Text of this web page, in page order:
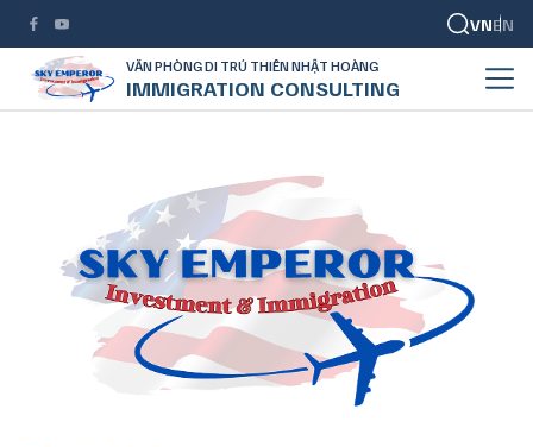
VNEN
VĂN PHÒNG DI TRÚ THIÊN NHẬT HOÀNG
IMMIGRATION CONSULTING